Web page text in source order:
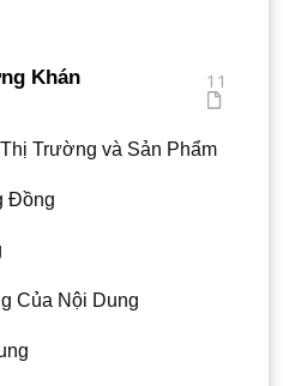
Khán
11
Trường và Sản Phẩm
Đồng
Của Nội Dung